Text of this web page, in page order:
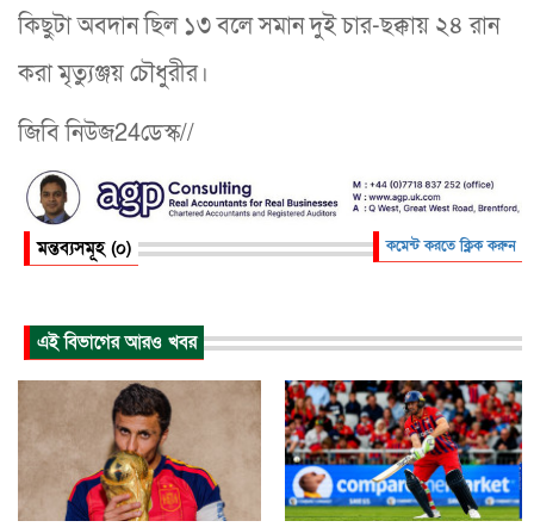
কিছুটা অবদান ছিল ১৩ বলে সমান দুই চার-ছক্কায় ২৪ রান
করা মৃত্যুঞ্জয় চৌধুরীর।
জিবি নিউজ24ডেস্ক//
মন্তব্যসমূহ (০) কমেন্ট করতে ক্লিক করুন
এই বিভাগের আরও খবর